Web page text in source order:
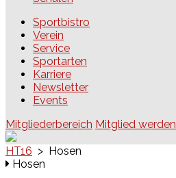
Sportbistro
Verein
Service
Sportarten
Karriere
Newsletter
Events
Mitgliederbereich Mitglied werden
HT16 > Hosen
Hosen